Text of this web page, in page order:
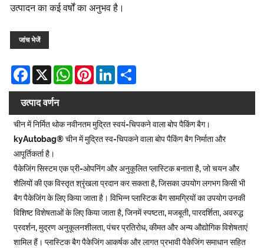
उत्पादन का कई वर्षों का अनुभव है।
जांच भेजें
Facebook
X WhatsApp
Pinterest
LinkedIn
उत्पाद वर्णन
चीन में निर्मित थोक नवीनतम मुद्रित स्वयं-चिपकने वाला बोप पैकिंग बैग।
kyAutobag® चीन में मुद्रित स्व-चिपकने वाला बोप पैकिंग बैग निर्माता और
आपूर्तिकर्ता है।
पैकेजिंग सिस्टम एक प्री-ओपनिंग और अनुकूलित प्लास्टिक बनाता है, जो चयन और
शैलियों की एक विस्तृत श्रृंखला प्रदान कर सकता है, जिसका उपयोग लगभग किसी भी
बैग पैकेजिंग के लिए किया जाता है। विभिन्न प्लास्टिक बैग सामग्रियों का उपयोग उनकी
विशिष्ट विशेषताओं के लिए किया जाता है, जिनमें स्पष्टता, मजबूती, पारदर्शिता, अवरुद्ध
प्रदर्शन, मुद्रण अनुकूलनशीलता, पंचर प्रतिरोध, कीमत और अन्य औद्योगिक विशेषताएं
शामिल हैं। प्लास्टिक बैग पैकेजिंग आकर्षक और लागत प्रभावी पैकेजिंग समाधान सहित